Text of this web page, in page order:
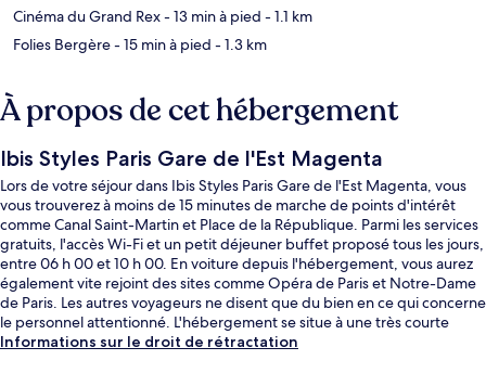
Cinéma du Grand Rex- 13 min à pied - 1.1 km
Folies Bergère- 15 min à pied - 1.3 km
À propos de cet hébergement
Ibis Styles Paris Gare de l'Est Magenta
Lors de votre séjour dans Ibis Styles Paris Gare de l'Est Magenta, vous
vous trouverez à moins de 15 minutes de marche de points d'intérêt
comme Canal Saint-Martin et Place de la République. Parmi les services
gratuits, l'accès Wi-Fi et un petit déjeuner buffet proposé tous les jours,
entre 06 h 00 et 10 h 00. En voiture depuis l'hébergement, vous aurez
également vite rejoint des sites comme Opéra de Paris et Notre-Dame
de Paris. Les autres voyageurs ne disent que du bien en ce qui concerne
le personnel attentionné. L'hébergement se situe à une très courte
distance à pied des transports publics : Station de métro Gare de l'Est
Informations sur le droit de rétractation